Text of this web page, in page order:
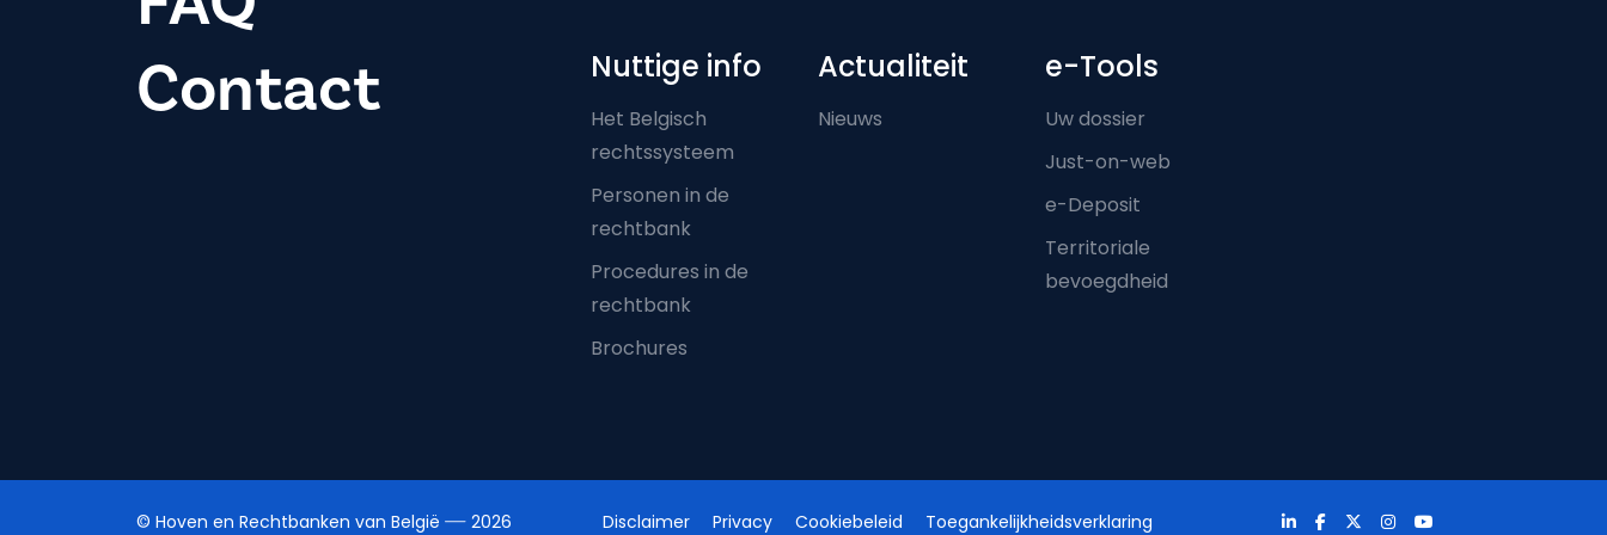
Contact
Nuttige info
Het Belgisch
rechtssysteem
Personen in de
rechtbank
Procedures in de
rechtbank
Brochures
Actualiteit
Nieuws
e-Tools
Uw dossier
Just-on-web
e-Deposit
Territoriale
bevoegdheid
© Hoven en Rechtbanken van België 2026 Disclaimer Privacy Cookiebeleid Toegankelijkheidsverklaring